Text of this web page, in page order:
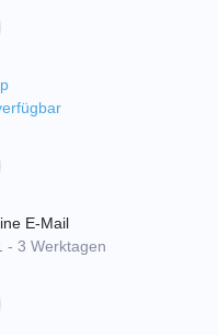
E-Mail
- 3 Werktagen